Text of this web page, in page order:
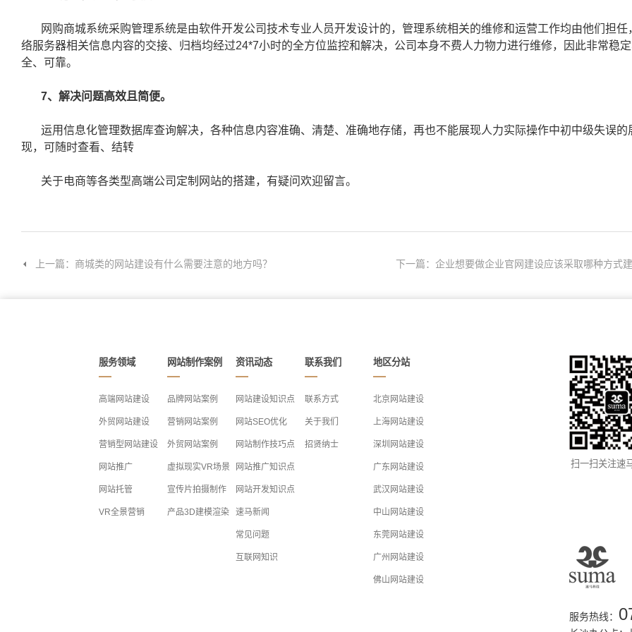
网购商城系统采购管理系统是由软件开发公司技术专业人员开发设计的，管理系统相关的维修和运营工作均由他们担任
络服务器相关信息内容的交接、归档均经过24*7小时的全方位监控和解决，公司本身不费人力物力进行维修，因此非常稳
全、可靠。
7、解决问题高效且简便。
运用信息化管理数据库查询解决，各种信息内容准确、清楚、准确地存储，再也不能展现人力实际操作中初中级失误的
现，可随时查看、结转
关于电商等各类型高端公司定制网站的搭建，有疑问欢迎留言。
上一篇：商城类的网站建设有什么需要注意的地方吗？ 下一篇：企业想要做企业官网建设应该采取哪种方式建
服务领域
高端网站建设
外贸网站建设
营销型网站建设
网站推广
网站托管
VR全景营销
网站制作案例
品牌网站案例
营销网站案例
外贸网站案例
虚拟现实VR场景
宣传片拍摄制作
产品3D建模渲染
资讯动态
网站建设知识点
网站SEO优化
网站制作技巧点
网站推广知识点
网站开发知识点
速马新闻
常见问题
互联网知识
联系我们
联系方式
关于我们
招贤纳士
地区分站
北京网站建设
上海网站建设
深圳网站建设
广东网站建设
武汉网站建设
中山网站建设
东莞网站建设
广州网站建设
佛山网站建设
扫一扫关注速
服务热线：